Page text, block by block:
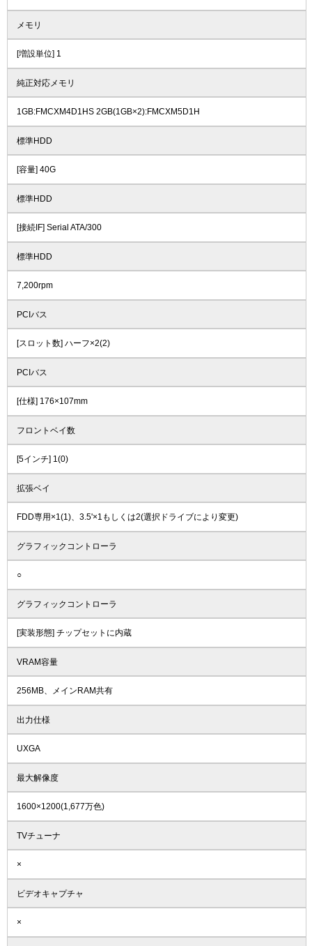
メモリ
[増設単位] 1
純正対応メモリ
1GB:FMCXM4D1HS 2GB(1GB×2):FMCXM5D1H
標準HDD
[容量] 40G
標準HDD
[接続IF] Serial ATA/300
標準HDD
7,200rpm
PCIバス
[スロット数] ハーフ×2(2)
PCIバス
[仕様] 176×107mm
フロントベイ数
[5インチ] 1(0)
拡張ベイ
FDD専用×1(1)、3.5'×1もしくは2(選択ドライブにより変更)
グラフィックコントローラ
○
グラフィックコントローラ
[実装形態] チップセットに内蔵
VRAM容量
256MB、メインRAM共有
出力仕様
UXGA
最大解像度
1600×1200(1,677万色)
TVチューナ
×
ビデオキャプチャ
×